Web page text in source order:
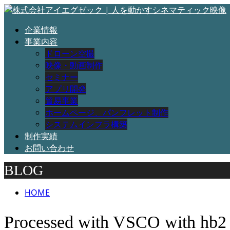
企業情報
事業内容
ドローン空撮
映像・動画制作
セミナー
アプリ開発
貿易事業
ホームページ、パンフレット制作
システムインフラ構築
制作実績
お問い合わせ
BLOG
HOME
Processed with VSCO with hb2